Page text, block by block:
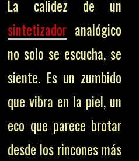
La calidez de un
sintetizador analógico
no solo se escucha, se
siente. Es un zumbido
que vibra en la piel, un
eco que parece brotar
desde los rincones más